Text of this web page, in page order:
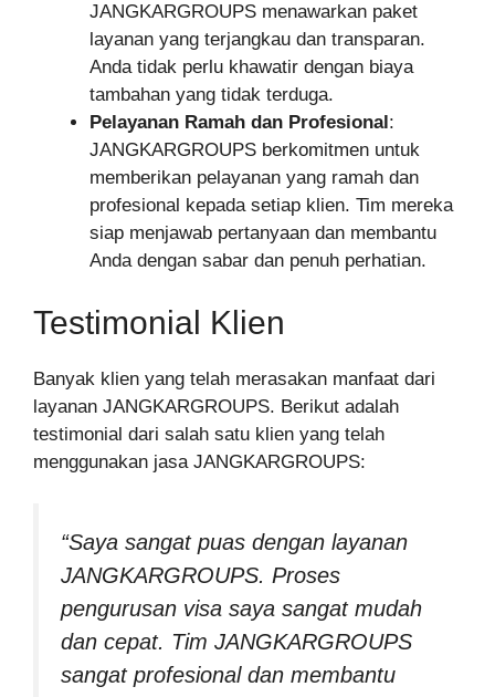
JANGKARGROUPS menawarkan paket
layanan yang terjangkau dan transparan.
Anda tidak perlu khawatir dengan biaya
tambahan yang tidak terduga.
Pelayanan Ramah dan Profesional:
JANGKARGROUPS berkomitmen untuk
memberikan pelayanan yang ramah dan
profesional kepada setiap klien. Tim mereka
siap menjawab pertanyaan dan membantu
Anda dengan sabar dan penuh perhatian.
Testimonial Klien
Banyak klien yang telah merasakan manfaat dari
layanan JANGKARGROUPS. Berikut adalah
testimonial dari salah satu klien yang telah
menggunakan jasa JANGKARGROUPS:
“Saya sangat puas dengan layanan
JANGKARGROUPS. Proses
pengurusan visa saya sangat mudah
dan cepat. Tim JANGKARGROUPS
sangat profesional dan membantu